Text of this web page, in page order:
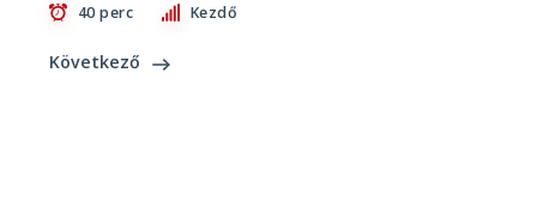
40 perc Kezdő
Következő